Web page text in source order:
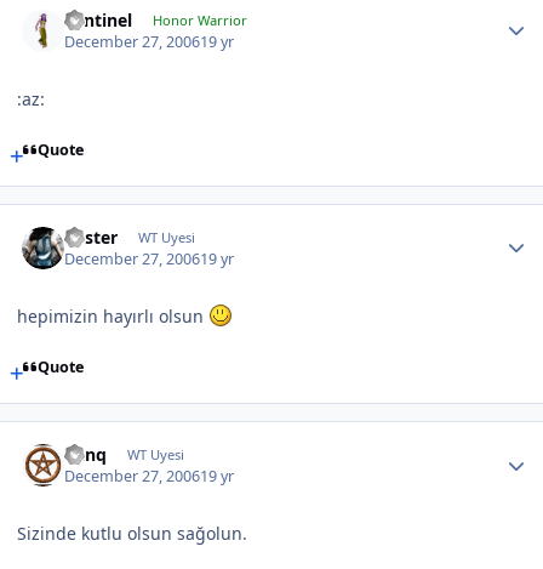
Sentinel Honor Warrior
December 27, 200619 yr
:az:
Quote
Foster WT Uyesi
December 27, 200619 yr
hepimizin hayırlı olsun
Quote
Vanq WT Uyesi
December 27, 200619 yr
Sizinde kutlu olsun sağolun.